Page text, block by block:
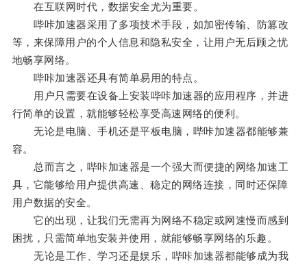
在互联网时代，数据安全尤为重要。
哔咔加速器采用了多项技术手段，如加密传输、防篡改
等，来保障用户的个人信息和隐私安全，让用户无后顾之忧
地畅享网络。
哔咔加速器还具有简单易用的特点。
用户只需要在设备上安装哔咔加速器的应用程序，并进
行简单的设置，就能够轻松享受高速网络的便利。
无论是电脑、手机还是平板电脑，哔咔加速器都能够兼
容。
总而言之，哔咔加速器是一个强大而便捷的网络加速工
具，它能够给用户提供高速、稳定的网络连接，同时还保障
用户数据的安全。
它的出现，让我们无需再为网络不稳定或网速慢而感到
困扰，只需简单地安装并使用，就能够畅享网络的乐趣。
无论是工作、学习还是娱乐，哔咔加速器都能够成为我